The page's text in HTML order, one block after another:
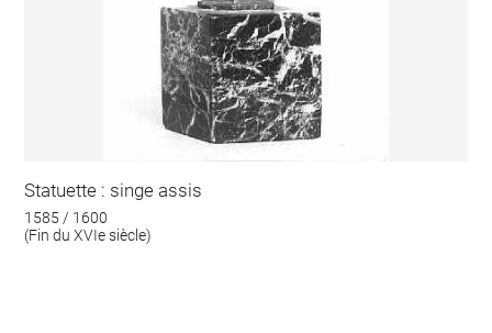
Statuette : singe assis
1585 / 1600
(Fin du XVIe siècle)